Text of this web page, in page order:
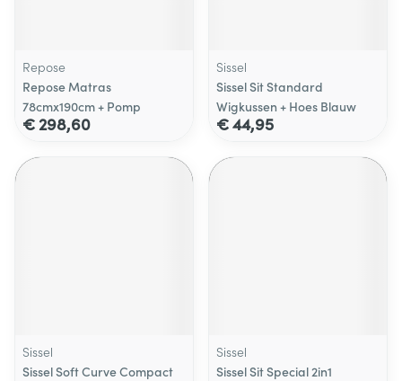
Repose
Repose Matras
78cmx190cm + Pomp
€ 298,60
Sissel
Sissel Sit Standard
Wigkussen + Hoes Blauw
€ 44,95
Sissel
Sissel Soft Curve Compact
Sissel
Sissel Sit Special 2in1